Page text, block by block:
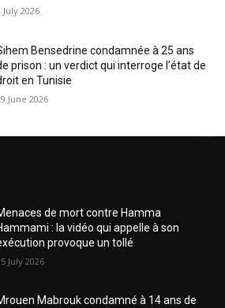
July 2026
Bensedrine condamnée à 25 ans
prison : un verdict qui interroge l’état de
en Tunisie
June 2026
de mort contre Hamma
: la vidéo qui appelle à son
provoque un tollé
July 2026
Mabrouk condamné à 14 ans de